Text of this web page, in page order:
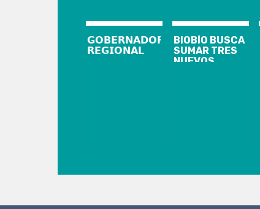
𝗚𝗢𝗕𝗘𝗥𝗡𝗔𝗗𝗢𝗥
𝗥𝗘𝗚𝗜𝗢𝗡𝗔𝗟
BIOBÍO BUSCA
SUMAR TRES
NUEVOS